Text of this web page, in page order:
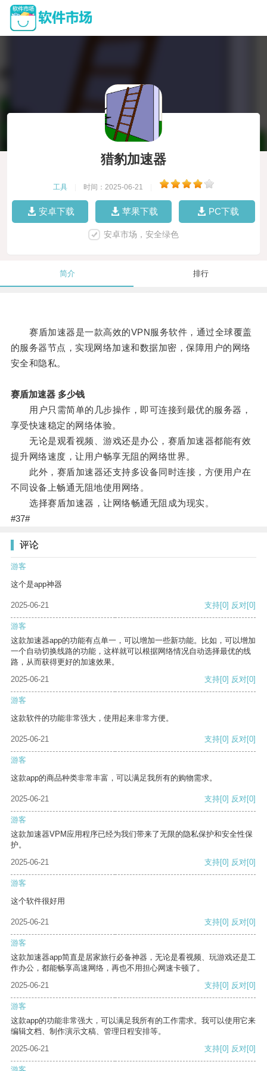
猎豹加速器
工具 时间：2025-06-21
安卓下载 苹果下载 PC下载
安卓市场，安全绿色
简介 排行
赛盾加速器是一款高效的VPN服务软件，通过全球覆盖
的服务器节点，实现网络加速和数据加密，保障用户的网络
安全和隐私。
赛盾加速器 多少钱
用户只需简单的几步操作，即可连接到最优的服务器，
享受快速稳定的网络体验。
无论是观看视频、游戏还是办公，赛盾加速器都能有效
提升网络速度，让用户畅享无阻的网络世界。
此外，赛盾加速器还支持多设备同时连接，方便用户在
不同设备上畅通无阻地使用网络。
选择赛盾加速器，让网络畅通无阻成为现实。
#37#
评论
游客
这个是app神器
2025-06-21 支持[0] 反对[0]
游客
这款加速器app的功能有点单一，可以增加一些新功能。比如，可以增加
一个自动切换线路的功能，这样就可以根据网络情况自动选择最优的线
路，从而获得更好的加速效果。
2025-06-21
支持[0] 反对[0]
游客
这款软件的功能非常强大，使用起来非常方便。
2025-06-21 支持[0] 反对[0]
游客
这款app的商品种类非常丰富，可以满足我所有的购物需求。
2025-06-21 支持[0] 反对[0]
游客
这款加速器VPM应用程序已经为我们带来了无限的隐私保护和安全性保
护。
2025-06-21
支持[0] 反对[0]
游客
这个软件很好用
2025-06-21 支持[0] 反对[0]
游客
这款加速器app简直是居家旅行必备神器，无论是看视频、玩游戏还是工
作办公，都能畅享高速网络，再也不用担心网速卡顿了。
2025-06-21
支持[0] 反对[0]
游客
这款app的功能非常强大，可以满足我所有的工作需求。我可以使用它来
编辑文档、制作演示文稿、管理日程安排等。
2025-06-21
支持[0] 反对[0]